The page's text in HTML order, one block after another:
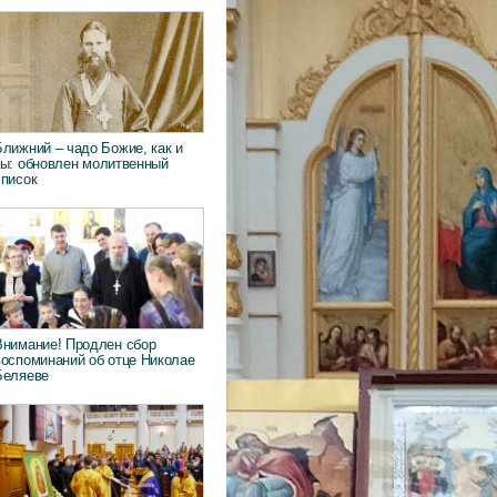
– чадо Божие, как и
обновлен молитвенный
Продлен сбор
об отце Николае